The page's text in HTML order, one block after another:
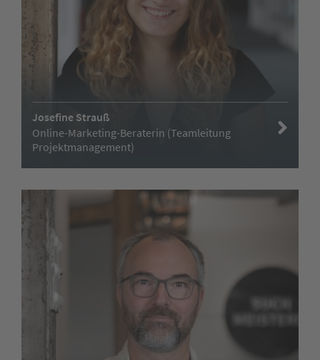
Josefine Strauß
Online-Marketing-Beraterin (Teamleitung
Projektmanagement)